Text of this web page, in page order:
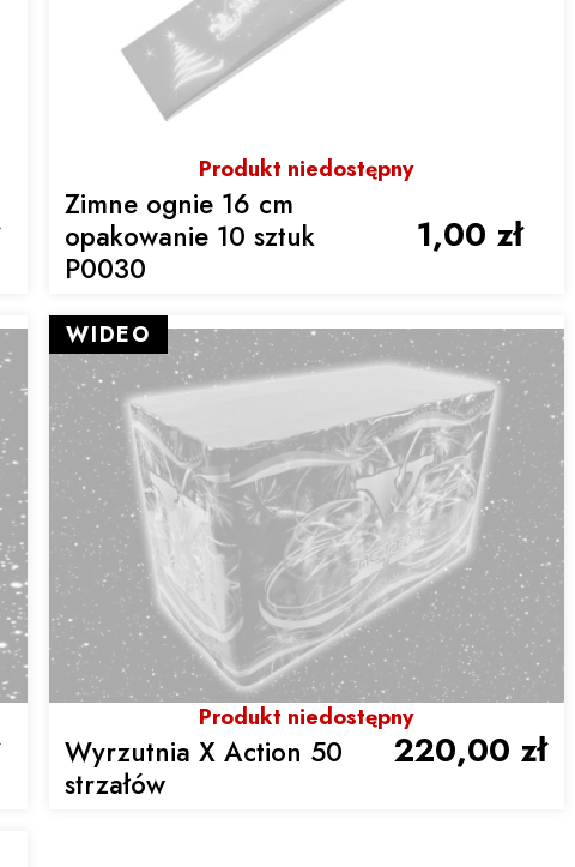
Produkt niedostępny
Zimne ognie 16 cm
opakowanie 10 sztuk
P0030
1,00 zł
Produkt niedostępny
Wyrzutnia X Action 50
strzałów
220,00 zł
WIDEO